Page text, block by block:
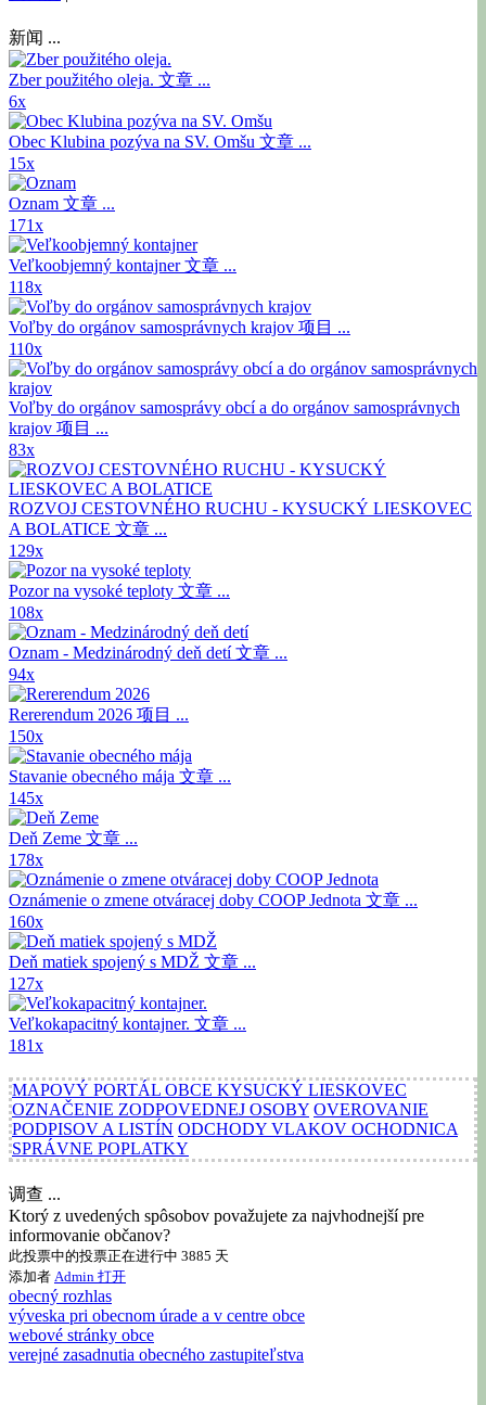
新闻 ...
Zber použitého oleja. 文章 ...
6x
Obec Klubina pozýva na SV. Omšu 文章 ...
15x
Oznam 文章 ...
171x
Veľkoobjemný kontajner文章 ...
118x
Voľby do orgánov samosprávnych krajov 项目 ...
110x
Voľby do orgánov samosprávy obcí a do orgánov samosprávnych
krajov 项目 ...
83x
ROZVOJ CESTOVNÉHO RUCHU - KYSUCKÝ LIESKOVEC
A BOLATICE 文章 ...
129x
Pozor na vysoké teploty 文章 ...
108x
Oznam - Medzinárodný deň detí文章 ...
94x
Rererendum 2026 项目 ...
150x
Stavanie obecného mája 文章 ...
145x
Deň Zeme 文章 ...
178x
Oznámenie o zmene otváracej doby COOP Jednota 文章 ...
160x
Deň matiek spojený s MDŽ 文章 ...
127x
Veľkokapacitný kontajner. 文章 ...
181x
MAPOVÝ PORTÁL OBCE KYSUCKÝ LIESKOVEC
OZNAČENIE ZODPOVEDNEJ OSOBY OVEROVANIE
PODPISOV A LISTÍN ODCHODY VLAKOV OCHODNICA
SPRÁVNE POPLATKY
调查 ...
Ktorý z uvedených spôsobov považujete za najvhodnejší pre
informovanie občanov?
此投票中的投票正在进行中 3885 天
添加者 Admin 打开
obecný rozhlas
výveska pri obecnom úrade a v centre obce
webové stránky obce
verejné zasadnutia obecného zastupiteľstva